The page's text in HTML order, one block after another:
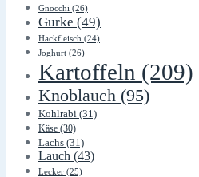
Gnocchi (26)
Gurke (49)
Hackfleisch (24)
Joghurt (26)
Kartoffeln (209)
Knoblauch (95)
Kohlrabi (31)
Käse (30)
Lachs (31)
Lauch (43)
Lecker (25)